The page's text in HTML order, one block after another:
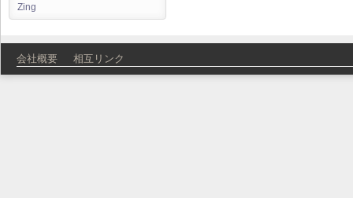
Zing
会社概要 相互リンク